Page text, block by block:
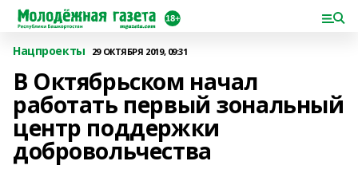
Нацпроекты 29 ОКТЯБРЯ 2019, 09:31
В Октябрьском начал
работать первый зональный
центр поддержки
добровольчества